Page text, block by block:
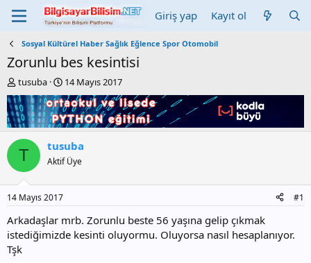
Giriş yap Kayıt ol
Sosyal Kültürel Haber Sağlık Eğlence Spor Otomobil
Zorunlu bes kesintisi
K
o
n
b
u
y
b
a
ş
l
a
t
a
n
tusuba
B
a
ş
l
a
n
g
a
r
i
14 Mayıs 2017
T tusuba
Aktif Üye
14 Mayıs 2017 #1
Arkadaşlar mrb. Zorunlu beste 56 yaşına gelip çıkmak
istediğimizde kesinti oluyormu. Oluyorsa nasıl hesaplanıyor.
Tşk